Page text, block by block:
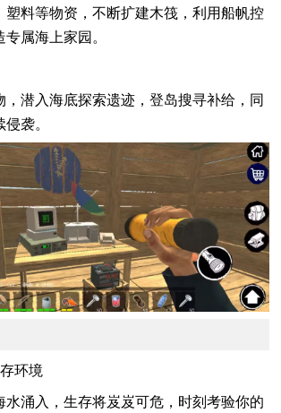
塑料等物资，不断扩建木筏，利用船帆控
属海上家园。
，潜入海底探索遗迹，登岛搜寻补给，同
袭。
环境
水涌入，生存将岌岌可危，时刻考验你的